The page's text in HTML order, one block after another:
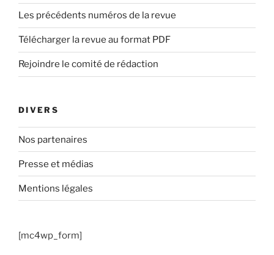
Les précédents numéros de la revue
Télécharger la revue au format PDF
Rejoindre le comité de rédaction
DIVERS
Nos partenaires
Presse et médias
Mentions légales
[mc4wp_form]